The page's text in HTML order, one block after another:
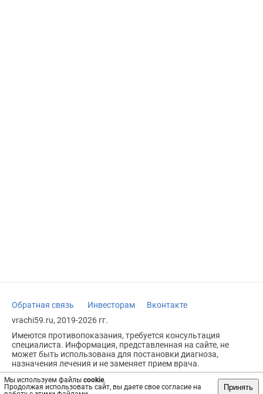
Мы используем файлы cookie.
Продолжая использовать сайт, вы даете свое согласие на
Принять
Обратная связь Инвесторам
Вконтакте
vrachi59.ru, 2019-2026 гг.
Имеются противопоказания, требуется консультация
специалиста. Информация, представленная на сайте, не
может быть использована для постановки диагноза,
назначения лечения и не заменяет прием врача.
Возрастное ограничение: 18+